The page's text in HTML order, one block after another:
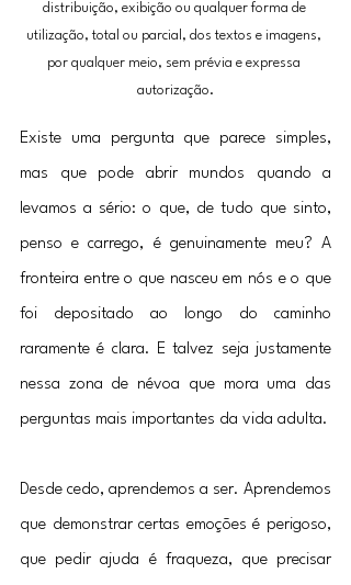
distribuição, exibição ou qualquer forma de
utilização, total ou parcial, dos textos e imagens,
por qualquer meio, sem prévia e expressa
autorização.
Existe uma pergunta que parece simples,
mas que pode abrir mundos quando a
levamos a sério: o que, de tudo que sinto,
penso e carrego, é genuinamente meu? A
fronteira entre o que nasceu em nós e o que
foi depositado ao longo do caminho
raramente é clara. E talvez seja justamente
nessa zona de névoa que mora uma das
perguntas mais importantes da vida adulta.
Desde cedo, aprendemos a ser. Aprendemos
que demonstrar certas emoções é perigoso,
que pedir ajuda é fraqueza, que precisar